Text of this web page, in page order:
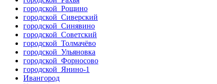
городской Рощино
городской Сиверский
городской Синявино
городской Советский
городской Толмачёво
городской Ульяновка
городской Форносово
городской Янино-1
Ивангород